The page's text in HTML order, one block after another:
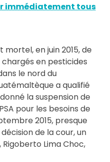
immédiatement tous
en juin 2015, de
en pesticides
le nord du
a qualifié
la suspension de
pour les besoins de
2015, presque
de la cour, un
Lima Choc,